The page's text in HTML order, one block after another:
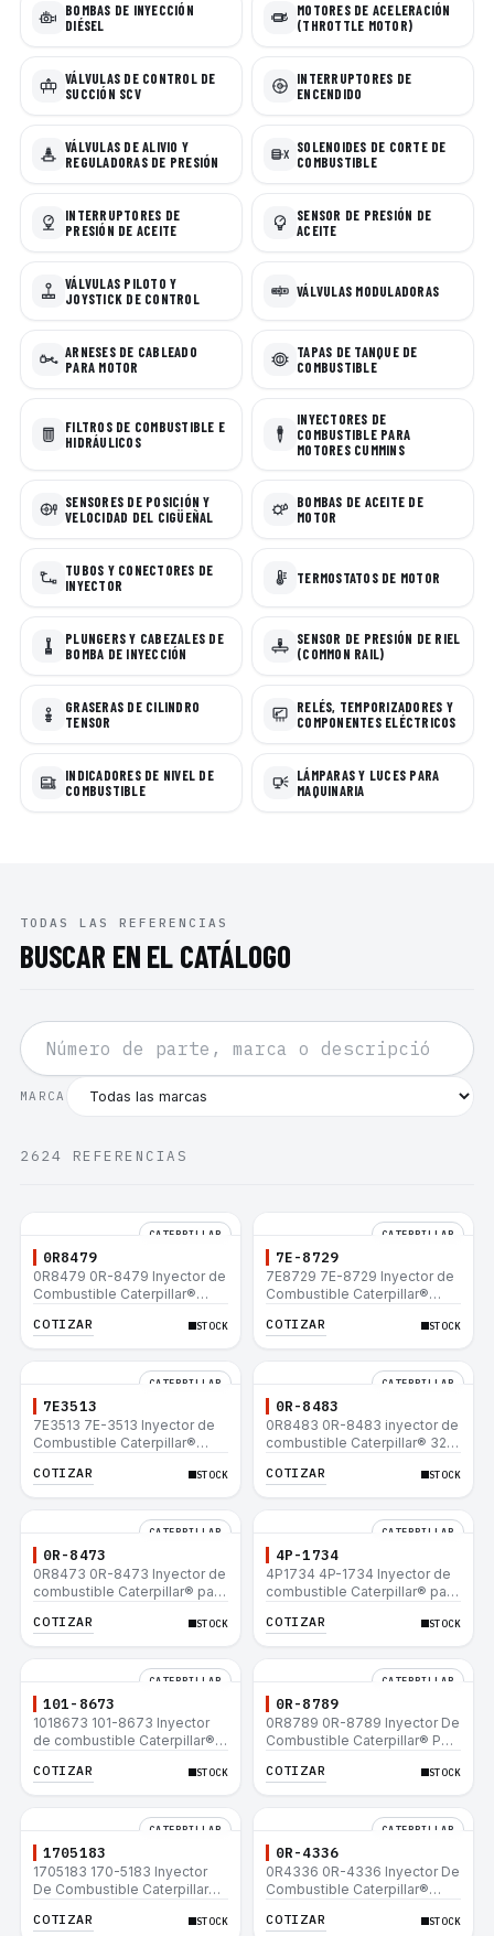
BOMBAS DE INYECCIÓN
DIÉSEL
MOTORES DE ACELERACIÓN
(THROTTLE MOTOR)
VÁLVULAS DE CONTROL DE
SUCCIÓN SCV
INTERRUPTORES DE
ENCENDIDO
VÁLVULAS DE ALIVIO Y
REGULADORAS DE PRESIÓN
SOLENOIDES DE CORTE DE
COMBUSTIBLE
INTERRUPTORES DE
PRESIÓN DE ACEITE
SENSOR DE PRESIÓN DE
ACEITE
VÁLVULAS PILOTO Y
JOYSTICK DE CONTROL
VÁLVULAS MODULADORAS
ARNESES DE CABLEADO
PARA MOTOR
TAPAS DE TANQUE DE
COMBUSTIBLE
FILTROS DE COMBUSTIBLE E
HIDRÁULICOS
INYECTORES DE
COMBUSTIBLE PARA
MOTORES CUMMINS
SENSORES DE POSICIÓN Y
VELOCIDAD DEL CIGÜEÑAL
BOMBAS DE ACEITE DE
MOTOR
TUBOS Y CONECTORES DE
INYECTOR
TERMOSTATOS DE MOTOR
PLUNGERS Y CABEZALES DE
BOMBA DE INYECCIÓN
SENSOR DE PRESIÓN DE RIEL
(COMMON RAIL)
GRASERAS DE CILINDRO
TENSOR
RELÉS, TEMPORIZADORES Y
COMPONENTES ELÉCTRICOS
INDICADORES DE NIVEL DE
COMBUSTIBLE
LÁMPARAS Y LUCES PARA
MAQUINARIA
TODAS LAS REFERENCIAS
BUSCAR EN EL CATÁLOGO
MARCA
2624 REFERENCIAS
CATERPILLAR
0R8479
0R8479 0R-8479 Inyector de
Combustible Caterpillar®
IT14B 910E
COTIZAR STOCK
CATERPILLAR
7E-8729
7E8729 7E-8729 Inyector de
Combustible Caterpillar®
IT14B 910E
COTIZAR STOCK
CATERPILLAR
7E3513
7E3513 7E-3513 Inyector de
Combustible Caterpillar®
IT14B 910E
COTIZAR STOCK
CATERPILLAR
0R-8483
0R8483 0R-8483 inyector de
combustible Caterpillar® 320
320N 320-A S IT18F IT28F
COTIZAR STOCK
CATERPILLAR
0R-8473
0R8473 0R-8473 Inyector de
combustible Caterpillar® para
COTIZAR STOCK
CATERPILLAR
4P-1734
4P1734 4P-1734 Inyector de
combustible Caterpillar® para
COTIZAR STOCK
CATERPILLAR
101-8673
1018673 101-8673 Inyector
de combustible Caterpillar®
COTIZAR STOCK
CATERPILLAR
0R-8789
0R8789 0R-8789 Inyector De
Combustible Caterpillar® PM-
RM-350 SM-350
COTIZAR STOCK
CATERPILLAR
1705183
1705183 170-5183 Inyector
De Combustible Caterpillar®
12H 140G 950B
COTIZAR STOCK
CATERPILLAR
0R-4336
0R4336 0R-4336 Inyector De
Combustible Caterpillar®
12H 140G 950B
COTIZAR STOCK